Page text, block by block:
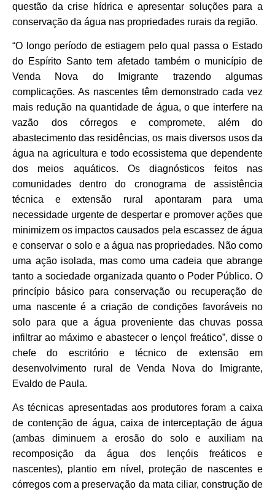
questão da crise hídrica e apresentar soluções para a
conservação da água nas propriedades rurais da região.
“O longo período de estiagem pelo qual passa o Estado
do Espírito Santo tem afetado também o município de
Venda Nova do Imigrante trazendo algumas
complicações. As nascentes têm demonstrado cada vez
mais redução na quantidade de água, o que interfere na
vazão dos córregos e compromete, além do
abastecimento das residências, os mais diversos usos da
água na agricultura e todo ecossistema que dependente
dos meios aquáticos. Os diagnósticos feitos nas
comunidades dentro do cronograma de assistência
técnica e extensão rural apontaram para uma
necessidade urgente de despertar e promover ações que
minimizem os impactos causados pela escassez de água
e conservar o solo e a água nas propriedades. Não como
uma ação isolada, mas como uma cadeia que abrange
tanto a sociedade organizada quanto o Poder Público. O
princípio básico para conservação ou recuperação de
uma nascente é a criação de condições favoráveis no
solo para que a água proveniente das chuvas possa
infiltrar ao máximo e abastecer o lençol freático”, disse o
chefe do escritório e técnico de extensão em
desenvolvimento rural de Venda Nova do Imigrante,
Evaldo de Paula.
As técnicas apresentadas aos produtores foram a caixa
de contenção de água, caixa de interceptação de água
(ambas diminuem a erosão do solo e auxiliam na
recomposição da água dos lençóis freáticos e
nascentes), plantio em nível, proteção de nascentes e
córregos com a preservação da mata ciliar, construção de